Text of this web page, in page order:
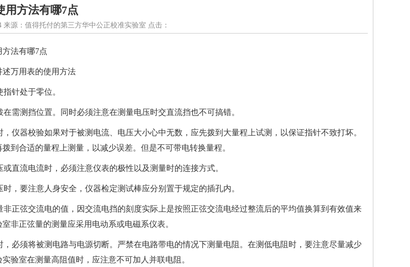
用方法有哪7点
来源：值得托付的第三方华中公正校准实验室 点击：
法有哪7点
万用表的使用方法
针处于零位。
需测挡位置。同时必须注意在测量电压时交直流挡也不可搞错。
仪器校验如果对于被测电流、电压大小心中无数，应先拨到大量程上试测，以保证指针不致打坏。
到合适的量程上测量，以减少误差。但是不可带电转换量程。
直流电流时，必须注意仪表的极性以及测量时的连接方式。
，要注意人身安全， 仪器检定测试棒应分别置于规定的插孔内。
非正弦交流电的值，因交流电挡的刻度实际上是按照正弦交流电经过整流后的平均值换算到有效值来
室非正弦量的测量应采用电动系或电磁系仪表。
，必须将被测电路与电源切断。严禁在电路带电的情况下测量电阻。在测低电阻时，要注意尽量减少
实验室在测量高阻值时，应注意不可加人并联电阻。